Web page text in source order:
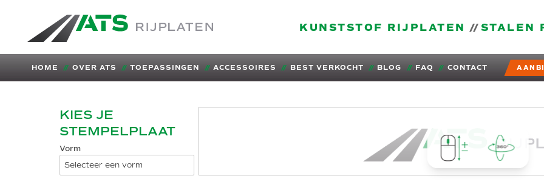
KUNSTSTOF RIJPLATEN STALEN
ATS-Trading.nl
HOME OVER ATS TOEPASSINGEN ACCESSOIRES BEST VERKOCHT BLOG FAQ CONTACT
KIES JE
STEMPELPLAAT
Vorm